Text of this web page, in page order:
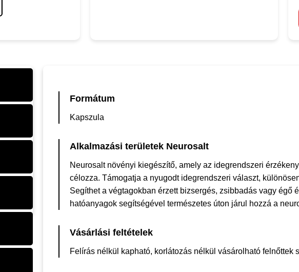
Formátum
Kapszula
Alkalmazási területek Neurosalt
Neurosalt növényi kiegészítő, amely az idegrendszeri
célozza. Támogatja a nyugodt idegrendszeri választ,
Segíthet a végtagokban érzett bizsergés, zsibbadás vagy égő
hatóanyagok segítségével természetes úton járul hozzá a
Vásárlási feltételek
Felírás nélkül kapható, korlátozás nélkül vásárolható felnőttek